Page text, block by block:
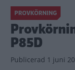
PROVKÖRNING
P85D
Publicerad 1 juni